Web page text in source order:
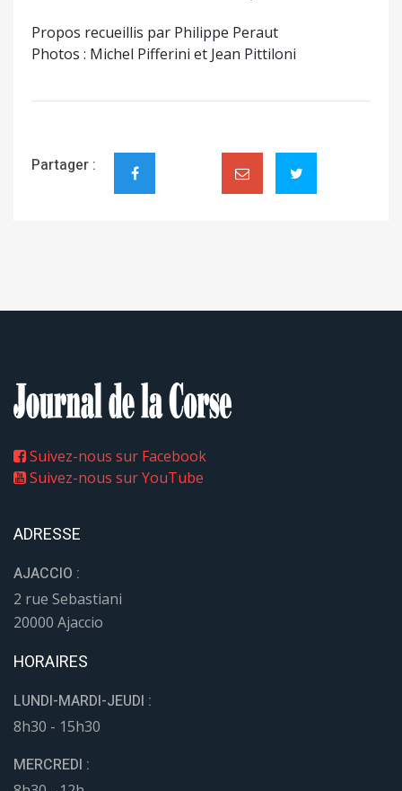
Propos recueillis par Philippe Peraut
Photos : Michel Pifferini et Jean Pittiloni
Partager :
Suivez-nous sur Facebook
Suivez-nous sur YouTube
ADRESSE
AJACCIO :
2 rue Sebastiani
20000 Ajaccio
HORAIRES
LUNDI-MARDI-JEUDI :
8h30 - 15h30
MERCREDI :